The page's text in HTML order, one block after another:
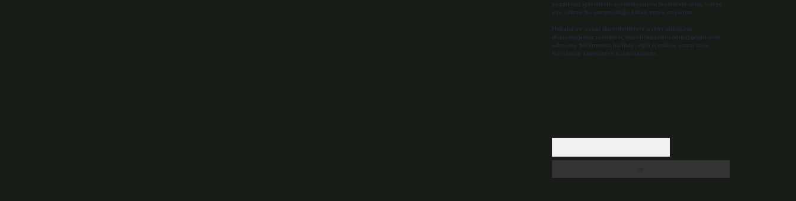
yazdıkları içeriklerin sorumluluğunu taşımakta olup, siteye
üye olarak bu sorumluluğu kabul etmiş sayılırlar.
Hukuka ve yasal düzenlemelere aykırı olduğunu
düşündüğünüz içerikleri,
backlinkpanelicomtr@gmail.com
adresine bildirmeniz halinde, ilgili içerikler yasal süre
içerisinde sitemizden kaldırılacaktır.